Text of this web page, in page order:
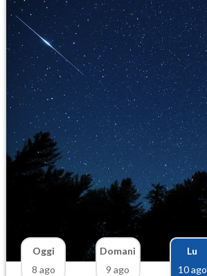
Oggi
8 ago
Domani
9 ago
Lu
10 ago